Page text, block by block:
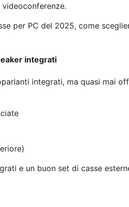
per PC del 2025, come
integrati
integrati, ma quasi mai
e un buon set di casse